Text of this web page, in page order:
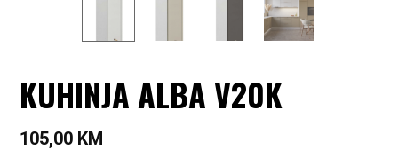
KUHINJA ALBA V20K
105,00 KM